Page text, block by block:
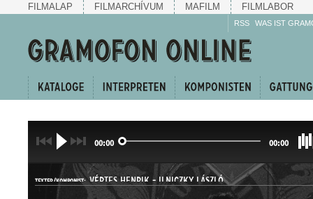
FILMALAP FILMARCHÍVUM MAFILM FILMLABOR
RSS WAS IST
00:00 00:00
TEXTER/KOMPONIST: VÉRTES HENRIK -ILNICZKY LÁSZLÓ